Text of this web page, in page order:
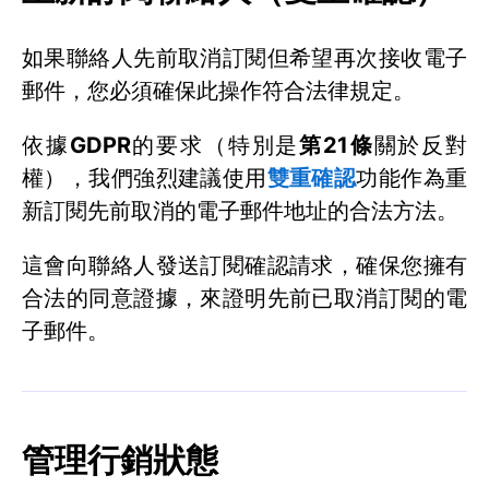
如果聯絡人先前取消訂閱但希望再次接收電子
郵件，您必須確保此操作符合法律規定。
依據GDPR的要求（特別是第21條關於反對
權），我們強烈建議使用雙重確認功能作為重
新訂閱先前取消的電子郵件地址的合法方法。
這會向聯絡人發送訂閱確認請求，確保您擁有
合法的同意證據，來證明先前已取消訂閱的電
子郵件。
管理行銷狀態